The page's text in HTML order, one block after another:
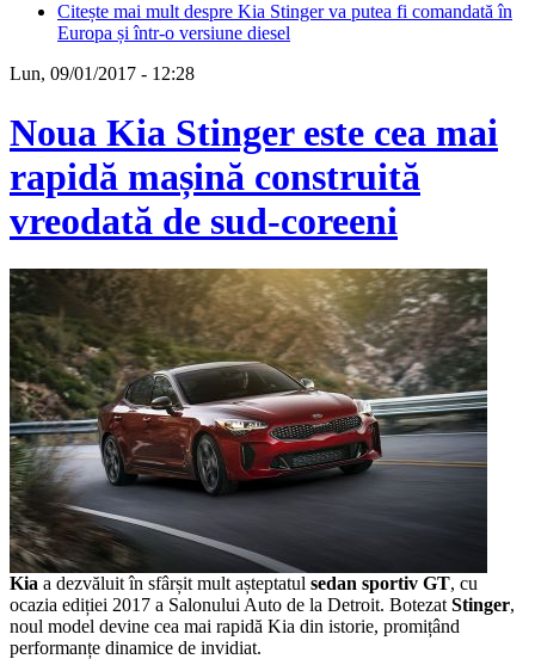
Citește mai mult despre Kia Stinger va putea fi comandată în
Europa și într-o versiune diesel
Lun, 09/01/2017 - 12:28
Noua Kia Stinger este cea mai
rapidă mașină construită
vreodată de sud-coreeni
Kia a dezvăluit în sfârșit mult așteptatul sedan sportiv GT, cu
ocazia ediției 2017 a Salonului Auto de la Detroit. Botezat Stinger,
noul model devine cea mai rapidă Kia din istorie, promițând
performanțe dinamice de invidiat.